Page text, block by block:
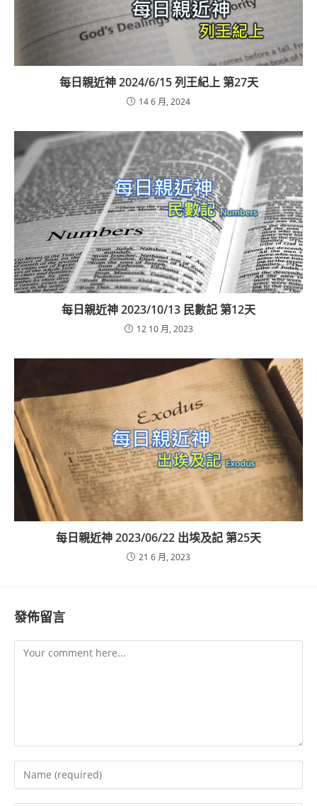
每日親近神 2024/6/15 列王紀上 第27天
14 6 月, 2024
每日親近神 2023/10/13 民數記 第12天
12 10 月, 2023
每日親近神 2023/06/22 出埃及記 第25天
21 6 月, 2023
發佈留言